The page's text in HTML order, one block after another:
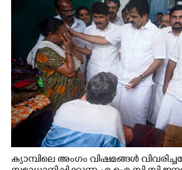
എടുത്ത് ലാളിച്ചപ്പോൾ.
വകുപ്പ് മന്ത്രി എം. ലിജു, കൃഷിവകുപ്പ്
റെജി ചെറിയാൻ എം. എൽ. എ
ക്യാമ്പിലെ അംഗം വിഷമങ്ങൾ